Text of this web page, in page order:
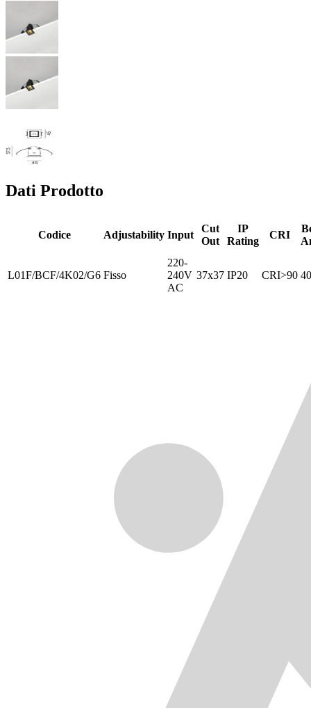
Dati Prodotto
Codice Adjustability Input
Cut
Out
IP
Rating
CRI
L01F/BCF/4K02/G6 Fisso
220-
240V
AC
37x37 IP20 CRI>90